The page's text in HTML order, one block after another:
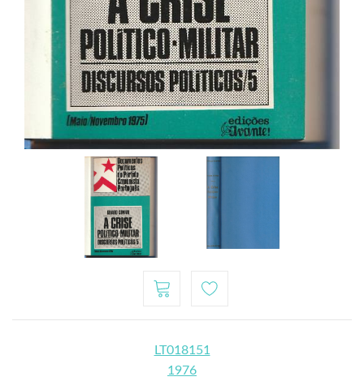
LT018151
1976